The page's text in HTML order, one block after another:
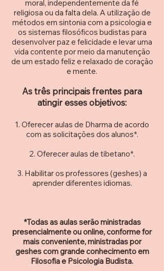
moral, independentemente da fé
religiosa ou da falta dela. A utilização de
métodos em sintonia com a psicologia e
os sistemas filosóficos budistas para
desenvolver paz e felicidade e levar uma
vida contente por meio da manutenção
de um estado feliz e relaxado de coração
e mente.
As três principais frentes para
atingir esses objetivos:
Oferecer aulas de Dharma de acordo
com as solicitações dos alunos*.
Oferecer aulas de tibetano*.
Habilitaros professores (geshes) a
aprender diferentes idiomas.
*Todas as aulas serão ministradas
presencialmente ou online, conforme for
mais conveniente, ministradas por
geshes com grande conhecimento em
Filosofia e Psicologia Budista.